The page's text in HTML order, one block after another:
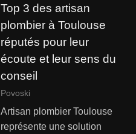
Top 3 des artisan
plombier à Toulouse
réputés pour leur
écoute et leur sens du
conseil
Povoski
Artisan plombier Toulouse
représente une solution